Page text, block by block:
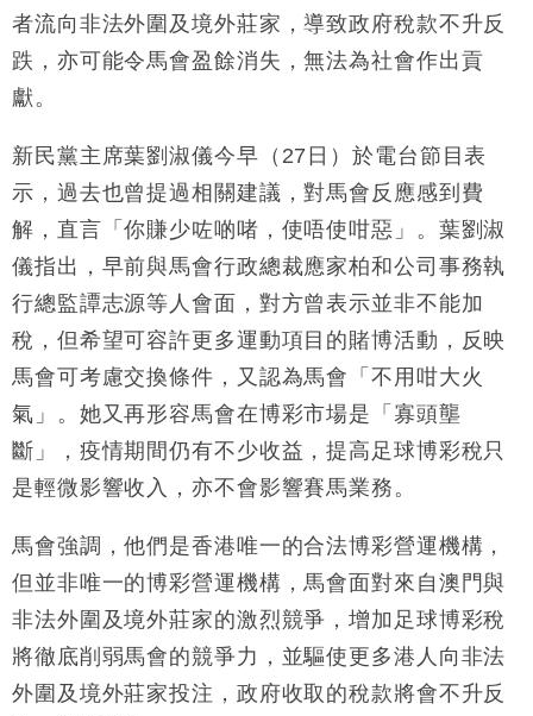
10:57
財經｜美商務部擬擴大金屬關稅範圍 14類產品或加徵
25%
18:15
本地｜新世界K11 9月升級會員制度 增鉑金卡級別鎖
最強
16:33
財經｜滙控重啟最多10億美元回購 派息比率目標維持
50%
者流向非法外圍及境外莊家，導致政府稅款不升反
跌，亦可能令馬會盈餘消失，無法為社會作出貢
獻。
新民黨主席葉劉淑儀今早（27日）於電台節目表
示，過去也曾提過相關建議，對馬會反應感到費
解，直言「你賺少咗啲啫，使唔使咁惡」。葉劉淑
儀指出，早前與馬會行政總裁應家柏和公司事務執
行總監譚志源等人會面，對方曾表示並非不能加
稅，但希望可容許更多運動項目的賭博活動，反映
馬會可考慮交換條件，又認為馬會「不用咁大火
氣」。她又再形容馬會在博彩市場是「寡頭壟
斷」，疫情期間仍有不少收益，提高足球博彩稅只
是輕微影響收入，亦不會影響賽馬業務。
馬會強調，他們是香港唯一的合法博彩營運機構，
但並非唯一的博彩營運機構，馬會面對來自澳門與
非法外圍及境外莊家的激烈競爭，增加足球博彩稅
將徹底削弱馬會的競爭力，並驅使更多港人向非法
外圍及境外莊家投注，政府收取的稅款將會不升反